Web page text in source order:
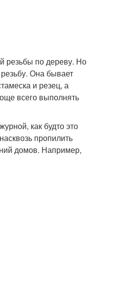
резьбы по дереву. Но
Она бывает
и резец, а
всего выполнять
как будто это
пропилить
домов. Например,